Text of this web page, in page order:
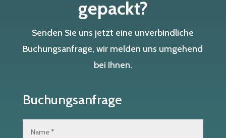
gepackt?
Senden Sie uns jetzt eine unverbindliche
Buchungsanfrage, wir melden uns umgehend
bei Ihnen.
Buchungsanfrage